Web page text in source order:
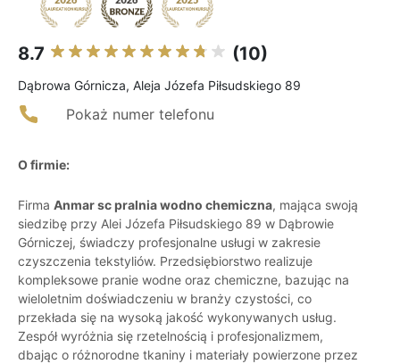
8.7 (10)
Dąbrowa Górnicza, Aleja Józefa Piłsudskiego 89
Pokaż numer telefonu
O firmie:
Firma Anmar sc pralnia wodno chemiczna, mająca swoją
siedzibę przy Alei Józefa Piłsudskiego 89 w Dąbrowie
Górniczej, świadczy profesjonalne usługi w zakresie
czyszczenia tekstyliów. Przedsiębiorstwo realizuje
kompleksowe pranie wodne oraz chemiczne, bazując na
wieloletnim doświadczeniu w branży czystości, co
przekłada się na wysoką jakość wykonywanych usług.
Zespół wyróżnia się rzetelnością i profesjonalizmem,
dbając o różnorodne tkaniny i materiały powierzone przez